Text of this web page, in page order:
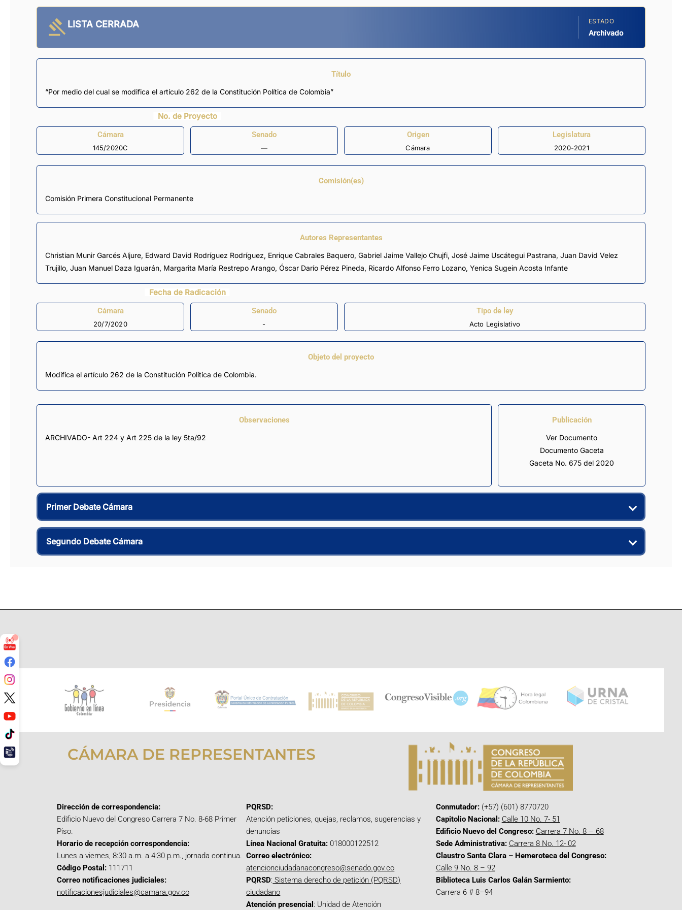
LISTA CERRADA ESTADO
Archivado
Título
“Por medio del cual se modifica el artículo 262 de la Constitución Política de Colombia”
No. de Proyecto
Cámara
145/2020C
Senado
—
Origen
Cámara
Legislatura
2020-2021
Comisión(es)
Comisión Primera Constitucional Permanente
Autores Representantes
Christian Munir Garcés Aljure, Edward David Rodríguez Rodríguez, Enrique Cabrales Baquero, Gabriel Jaime Vallejo Chujfi, José Jaime Uscátegui Pastrana, Juan David Velez
Trujillo, Juan Manuel Daza Iguarán, Margarita María Restrepo Arango, Óscar Darío Pérez Pineda, Ricardo Alfonso Ferro Lozano, Yenica Sugein Acosta Infante
Fecha de Radicación
Cámara
20/7/2020
Senado
-
Tipo de ley
Acto Legislativo
Objeto del proyecto
Modifica el artículo 262 de la Constitución Política de Colombia.
Observaciones
ARCHIVADO- Art 224 y Art 225 de la ley 5ta/92
Publicación
Ver Documento
Documento Gaceta
Gaceta No. 675 del 2020
Primer Debate Cámara
Segundo Debate Cámara
CÁMARA DE REPRESENTANTES
Dirección de correspondencia:
Edificio Nuevo del Congreso Carrera 7 No. 8-68 Primer
Piso.
Horario de recepción correspondencia:
Lunes a viernes, 8:30 a.m. a 4:30 p.m., jornada continua.
Código Postal: 111711
Correo notificaciones judiciales:
notificacionesjudiciales@camara.gov.co
PQRSD:
Atención peticiones, quejas, reclamos, sugerencias y
denuncias
Línea Nacional Gratuita: 018000122512
Correo electrónico:
atencionciudadanacongreso@senado.gov.co
PQRSD: Sistema derecho de petición (PQRSD)
ciudadano
Atención presencial : Unidad de Atención
Conmutador:(+57) (601) 8770720
Capitolio Nacional: Calle 10 No. 7- 51
Edificio Nuevo del Congreso: Carrera 7 No. 8 – 68
Sede Administrativa: Carrera 8 No. 12- 02
Claustro Santa Clara – Hemeroteca del Congreso:
Calle 9 No. 8 – 92
Biblioteca Luis Carlos Galán Sarmiento:
Carrera 6 # 8–94